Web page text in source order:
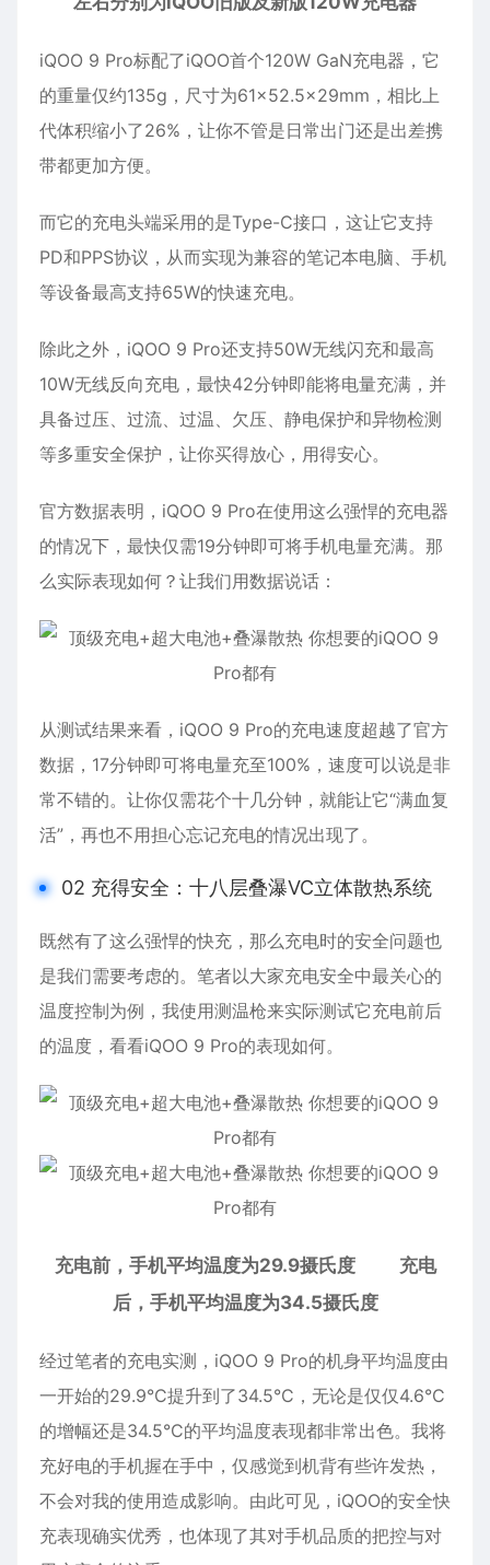
iQOO 9 Pro标配了iQOO首个120W GaN充电器，它
的重量仅约135g，尺寸为61×52.5×29mm，相比上
代体积缩小了26%，让你不管是日常出门还是出差携
带都更加方便。
而它的充电头端采用的是Type-C接口，这让它支持
PD和PPS协议，从而实现为兼容的笔记本电脑、手机
等设备最高支持65W的快速充电。
除此之外，iQOO 9 Pro还支持50W无线闪充和最高
10W无线反向充电，最快42分钟即能将电量充满，并
具备过压、过流、过温、欠压、静电保护和异物检测
等多重安全保护，让你买得放心，用得安心。
官方数据表明，iQOO 9 Pro在使用这么强悍的充电器
的情况下，最快仅需19分钟即可将手机电量充满。那
么实际表现如何？让我们用数据说话：
从测试结果来看，iQOO 9 Pro的充电速度超越了官方
数据，17分钟即可将电量充至100%，速度可以说是非
常不错的。让你仅需花个十几分钟，就能让它“满血复
活”，再也不用担心忘记充电的情况出现了。
02 充得安全：十八层叠瀑VC立体散热系统
既然有了这么强悍的快充，那么充电时的安全问题也
是我们需要考虑的。笔者以大家充电安全中最关心的
温度控制为例，我使用测温枪来实际测试它充电前后
的温度，看看iQOO 9 Pro的表现如何。
充电前，手机平均温度为29.9摄氏度 充电
后，手机平均温度为34.5摄氏度
经过笔者的充电实测，iQOO 9 Pro的机身平均温度由
一开始的29.9°C提升到了34.5°C，无论是仅仅4.6°C
的增幅还是34.5°C的平均温度表现都非常出色。我将
充好电的手机握在手中，仅感觉到机背有些许发热，
不会对我的使用造成影响。由此可见，iQOO的安全快
充表现确实优秀，也体现了其对手机品质的把控与对